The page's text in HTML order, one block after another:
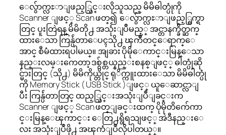
ေလွ်ာက္လႊာျဖည့္သြင္းလိုသူသည္ မိမိဓါတ္ပုံကို
Scanner ျဖင့္ Scan ဖတ္၍ ေလွ်ာက္လႊာျဖည့္စြက္ရာ
တြင္ ပူးတြဲရန္ မိမိတို႕ အသုံးျပဳမည့္ အင္တာနက္ခ်ိတ္ဆက္
ထားေသာ ကြန္ပ်ဴတာေပၚသို႕ ၾကိဳတင္ေရာက္ေ
အာင္ စီမံထားရပါမယ္။ အျခား ပိုမိုေကာင္းမြန္ေသာ
နည္းလမ္းကေတာ့ ဒစ္ဂ်စ္တယ္နည္းစနစ္ျဖင့္ ဓါတ္ပုံဆို
င္မ်ားတြင္ (သို႕) မိမိကိုယ္တိုင္ ရုိက္ကူးထားေသာ မိမိဓါတ္ပုံ
ကို Memory Stick ( USB Stick )ျဖင့္ ယူေဆာင္လာျ
ပီး ကြန္ပ်ဴတာတြင္ ထည့္သြင္းအသုံးျပဳျခင္းက
Scanner ျဖင့္ Scan ဖတ္ျခင္းထက္ ပိုမိုတိက်ေကာ
င္းမြန္ေၾကာင္း ေတြ႕ရွိရသျဖင့္ အဲဒီနည္းေ
လး အသုံးျပဳဖို႕ အၾကံျပဳလိုပါတယ္္။